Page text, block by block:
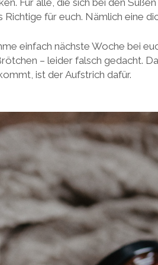
Für alle, die sich bei den
Richtige für euch. Nämlich eine
einfach nächste Woche bei
– leider falsch gedacht.
ist der Aufstrich dafür.